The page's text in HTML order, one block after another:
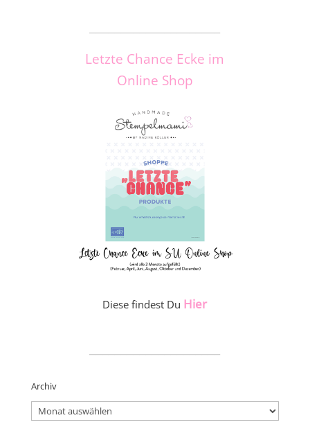
Letzte Chance Ecke im
Online Shop
Diese findest Du Hier
Archiv
Archiv